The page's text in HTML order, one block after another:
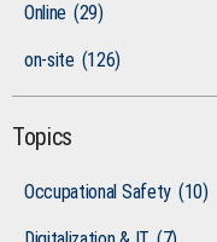
Online (29)
on-site (126)
Topics
Occupational Safety (10)